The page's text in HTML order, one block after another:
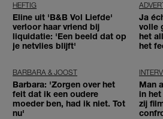
HEFTIG
Eline uit 'B&B Vol Liefde'
verloor haar vriend bij
liquidatie: 'Een beeld dat op
je netvlies blijft'
Ja
volle
het
het
BARBARA & JOOST
Barbara: 'Zorgen over het
feit dat ik een oudere
moeder ben, had ik niet. Tot
nu'
Man
in
zij